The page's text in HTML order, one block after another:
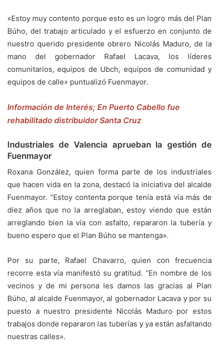
«Estoy muy contento porque esto es un logro más del Plan
Búho, del trabajo articulado y el esfuerzo en conjunto de
nuestro querido presidente obrero Nicolás Maduro, de la
mano del gobernador Rafael Lacava, los líderes
comunitarios, equipos de Ubch, equipos de comunidad y
equipos de calle» puntualizó Fuenmayor.
Información de Interés; En Puerto Cabello fue
rehabilitado distribuidor Santa Cruz
Industriales de Valencia aprueban la gestión de
Fuenmayor
Roxana González, quien forma parte de los industriales
que hacen vida en la zona, destacó la iniciativa del alcalde
Fuenmayor. “Estoy contenta porque tenía está vía más de
diez años que no la arreglaban, estoy viendo que están
arreglando bien la vía con asfalto, repararon la tubería y
bueno espero que el Plan Búho se mantenga».
Por su parte, Rafael Chavarro, quien con frecuencia
recorre esta vía manifestó su gratitud. “En nombre de los
vecinos y de mi persona les damos las gracias al Plan
Búho, al alcalde Fuenmayor, al gobernador Lacava y por su
puesto a nuestro presidente Nicolás Maduro por estos
trabajos donde repararon las tuberías y ya están asfaltando
nuestras calles».